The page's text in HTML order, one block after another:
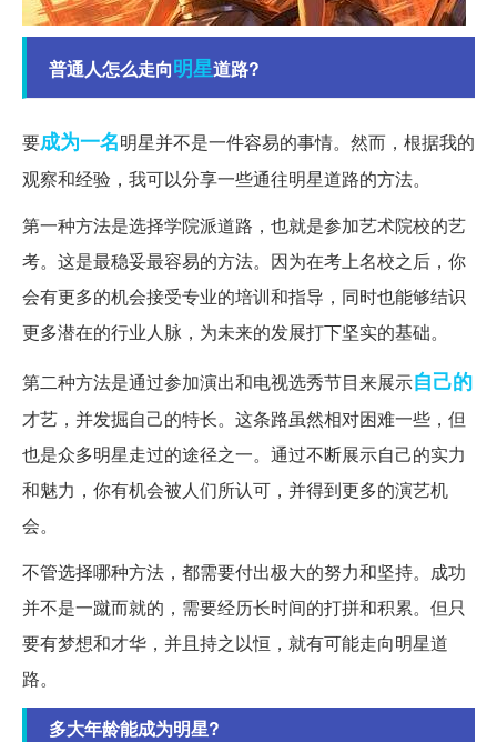
普通人怎么走向明星道路?
要成为一名明星并不是一件容易的事情。然而，根据我的
观察和经验，我可以分享一些通往明星道路的方法。
第一种方法是选择学院派道路，也就是参加艺术院校的艺
考。这是最稳妥最容易的方法。因为在考上名校之后，你
会有更多的机会接受专业的培训和指导，同时也能够结识
更多潜在的行业人脉，为未来的发展打下坚实的基础。
第二种方法是通过参加演出和电视选秀节目来展示自己的
才艺，并发掘自己的特长。这条路虽然相对困难一些，但
也是众多明星走过的途径之一。通过不断展示自己的实力
和魅力，你有机会被人们所认可，并得到更多的演艺机
会。
不管选择哪种方法，都需要付出极大的努力和坚持。成功
并不是一蹴而就的，需要经历长时间的打拼和积累。但只
要有梦想和才华，并且持之以恒，就有可能走向明星道
路。
多大年龄能成为明星?